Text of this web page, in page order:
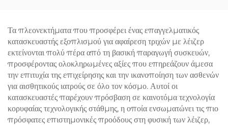
1060 nm για
αναδιαμόρφωση και
λιπόλυση του σώματος
κρυοθεραπείας για μείωση
βάρους και αισθητική
φροντίδα
Τα πλεονεκτήματα που προσφέρει ένας επαγγελματικός
κατασκευαστής εξοπλισμού για αφαίρεση τριχών με λέιζερ
εκτείνονται πολύ πέρα από τη βασική παραγωγή συσκευών,
προσφέροντας ολοκληρωμένες αξίες που επηρεάζουν άμεσα
την επιτυχία της επιχείρησης και την ικανοποίηση των ασθενών
για αισθητικούς ιατρούς σε όλο τον κόσμο. Αυτοί οι
κατασκευαστές παρέχουν πρόσβαση σε καινοτόμα τεχνολογία
κορυφαίας τεχνολογικής στάθμης, η οποία ενσωματώνει τις πιο
πρόσφατες επιστημονικές προόδους στη φυσική των λέιζερ,